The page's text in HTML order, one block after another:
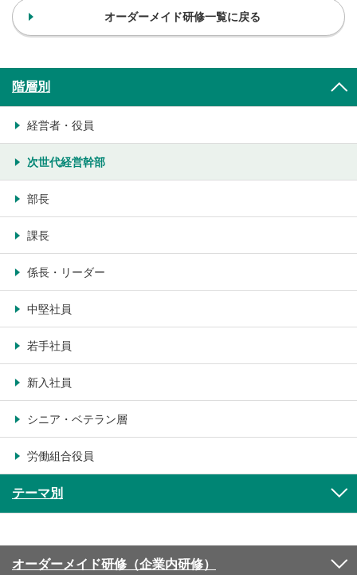
オーダーメイド研修一覧に戻る
階層別
経営者・役員
次世代経営幹部
部長
課長
係長・リーダー
中堅社員
若手社員
新入社員
シニア・ベテラン層
労働組合役員
テーマ別
オーダーメイド研修（企業内研修）